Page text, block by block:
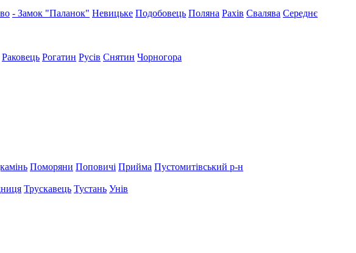
- Замок "Паланок" Невицьке Подобовець Поляна Рахів Свалява Середнє
Раковець Рогатин Русів Снятин Чорногора
Поморяни Поповичі Прийма Пустомитівський р-н
Трускавець Тустань Унів